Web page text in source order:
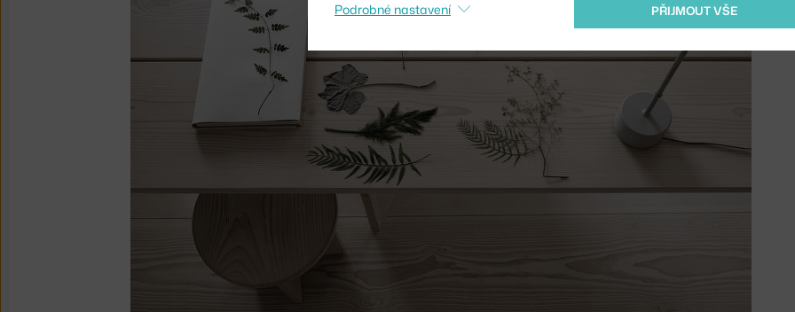
PŘIJMOUT VŠE
Podrobné nastavení